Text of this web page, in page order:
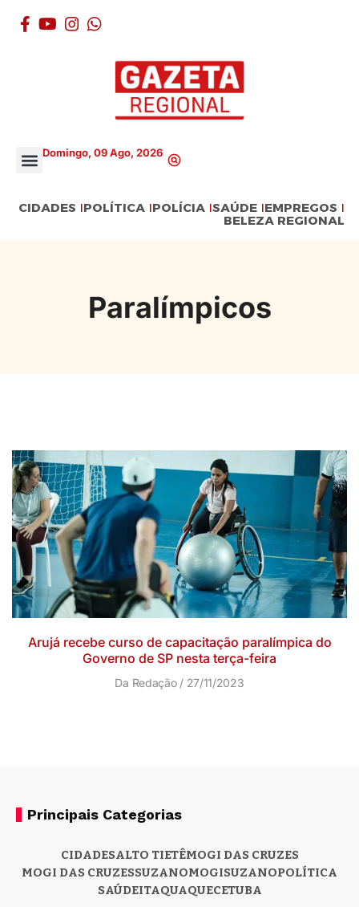
Domingo, 09 Ago, 2026
CIDADES POLÍTICA POLÍCIA SAÚDE EMPREGOS
BELEZA REGIONAL
Paralímpicos
Arujá recebe curso de capacitação paralímpica do
Governo de SP nesta terça-feira
Da Redação 27/11/2023
Principais Categorias
CIDADESALTO TIETÊMOGI DAS CRUZES
MOGI DAS CRUZESSUZANOMOGISUZANOPOLÍTICA
SAÚDEITAQUAQUECETUBA